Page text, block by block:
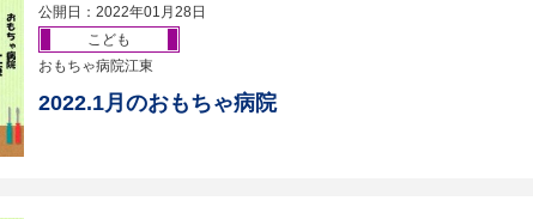
公開日：2022年01月28日
こども
おもちゃ病院江東
2022.1月のおもちゃ病院